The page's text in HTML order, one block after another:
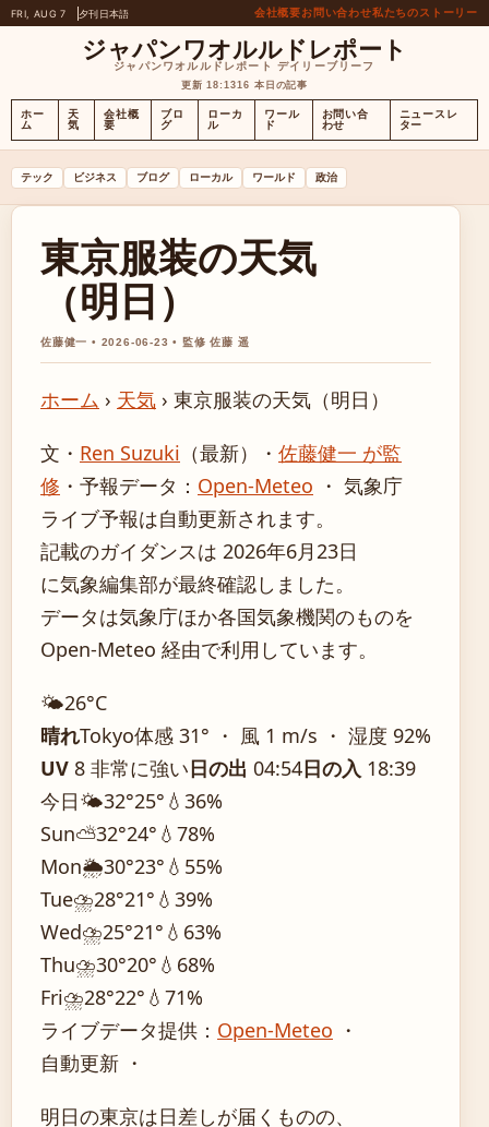
FRI, AUG 7 夕刊日本語 会社概要お問い合わせ私たちのストーリー
ジャパンワオルルドレポート
ジャパンワオルルドレポート デイリーブリーフ
更新 18:1316 本日の記事
ホー
ム
天
気
会社概
要
ブロ
グ
ローカ
ル
ワール
ド
お問い合
わせ
ニュースレ
ター
テック ビジネス ブログ ローカル ワールド 政治
東京服装の天気
（明日）
佐藤健一 • 2026-06-23 • 監修 佐藤 遥
ホーム › 天気 › 東京服装の天気（明日）
文・ Ren Suzuki （最新） ・ 佐藤健一 が監
修 ・ 予報データ： Open-Meteo ・ 気象庁
ライブ予報は自動更新されます。
記載のガイダンスは 2026年6月23日
に気象編集部が最終確認しました。
データは気象庁ほか各国気象機関のものを
Open-Meteo 経由で利用しています。
🌤️26°C
晴れTokyo体感 31° ・ 風 1 m/s ・ 湿度 92%
UV 8 非常に強い日の出 04:54日の入 18:39
今日🌤️32°25° 💧36%
Sun⛅32°24° 💧78%
Mon🌦️30°23° 💧55%
Tue⛈️28°21° 💧39%
Wed⛈️25°21° 💧63%
Thu⛈️30°20° 💧68%
Fri⛈️28°22° 💧71%
ライブデータ提供： Open-Meteo ・
自動更新 ・
明日の東京は日差しが届くものの、